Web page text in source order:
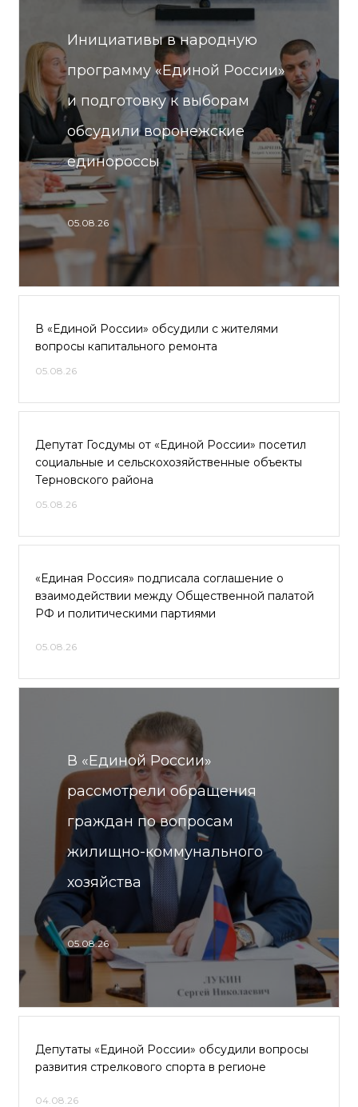
Инициативы в народную
программу «Единой России»
и подготовку к выборам
обсудили воронежские
единороссы
05.08.26
В «Единой России» обсудили с жителями
вопросы капитального ремонта
05.08.26
Депутат Госдумы от «Единой России» посетил
социальные и сельскохозяйственные объекты
Терновского района
05.08.26
«Единая Россия» подписала соглашение о
взаимодействии между Общественной палатой
РФ и политическими партиями
05.08.26
В «Единой России»
рассмотрели обращения
граждан по вопросам
жилищно-коммунального
хозяйства
05.08.26
Депутаты «Единой России» обсудили вопросы
развития стрелкового спорта в регионе
04.08.26